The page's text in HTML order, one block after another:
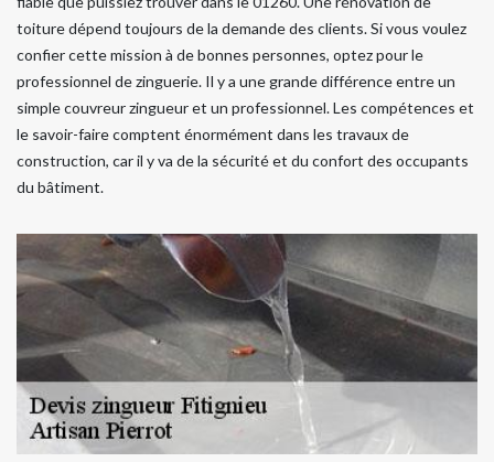
toiture dépend toujours de la demande des clients. Si vous voulez
confier cette mission à de bonnes personnes, optez pour le
professionnel de zinguerie. Il y a une grande différence entre un
simple couvreur zingueur et un professionnel. Les compétences et
le savoir-faire comptent énormément dans les travaux de
construction, car il y va de la sécurité et du confort des occupants
du bâtiment.